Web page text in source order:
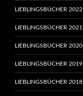
LIEBLINGSBÜCHER 2022
LIEBLINGSBÜCHER 2021
LIEBLINGSBÜCHER 2020
LIEBLINGSBÜCHER 2019
LIEBLINGSBÜCHER 2018